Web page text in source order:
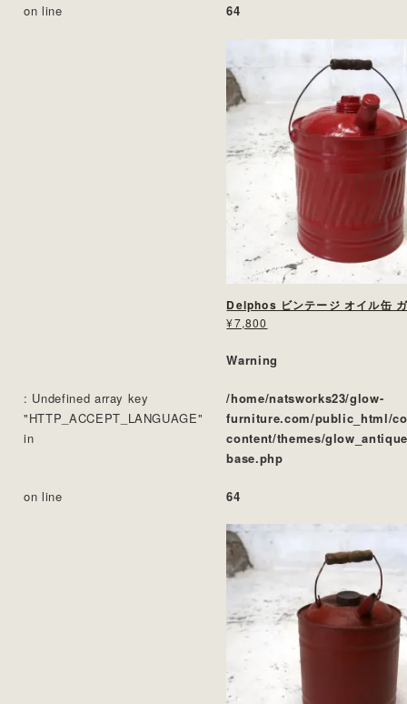
on line 64
Delphos ビンテージ オイル缶
¥7,800
Warning
: Undefined array key
"HTTP_ACCEPT_LANGUAGE"
in
/home/natsworks23/glow-
furniture.com/public_html/
content/themes/
base.php
on line 64